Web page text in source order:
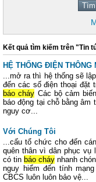
Kết quả tìm kiếm trên "Tin
HỆ THỐNG ĐIỆN
...mở ra thì hệ thống sẽ
đến các số điện thoại đặt
báo cháy Các bộ cảm
báo động tại chỗ bằng âm
nguy cơ...
Với Chúng Tôi
...cấu tổ chức cho đến
quên thân vì dân phục vụ
có tin báo cháy nhanh
nguy hiểm đến tính
CBCS luôn luôn bảo vệ...